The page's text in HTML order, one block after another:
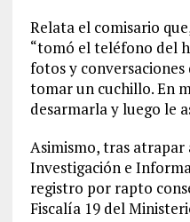
Relata el comisario
“tomó el teléfono del
fotos y
tomar un cuchillo. En
desarmarla y luego le
Asimismo, tras atrapar
Investigación e
registro por rapto
Fiscalía 19 del